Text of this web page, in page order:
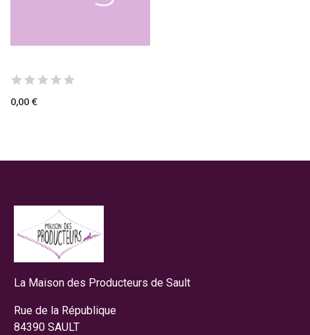
0,00 €
La Maison des Producteurs de Sault
Rue de la République
84390 SAULT